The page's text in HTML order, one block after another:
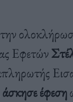
Εφετών
άσκησε έφεση